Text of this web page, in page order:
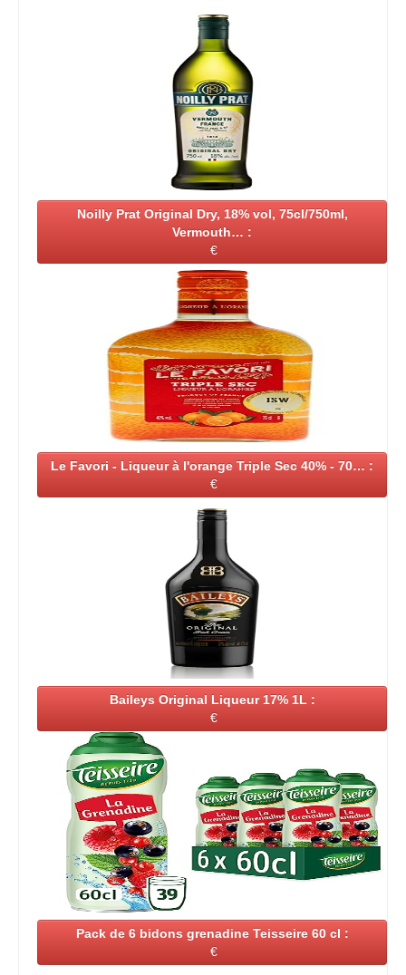
Noilly Prat Original Dry, 18% vol, 75cl/750ml,
Vermouth… :
€
Le Favori - Liqueur à l'orange Triple Sec 40% - 70… :
€
Baileys Original Liqueur 17% 1L :
€
Pack de 6 bidons grenadine Teisseire 60 cl :
€